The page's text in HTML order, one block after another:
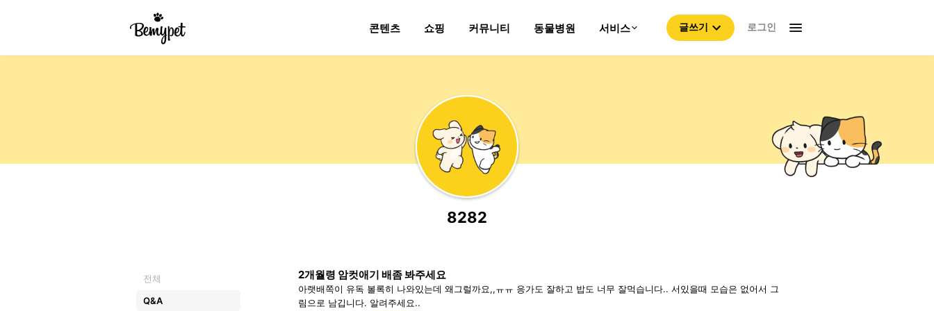
콘텐츠 쇼핑 커뮤니티 동물병원 서비스 글쓰기 로그인
8282
전체
Q&A
2개월령 암컷애기 배좀 봐주세요
아랫배쪽이 유독 볼록히 나와있는데 왜그럴까요,,ㅠㅠ 응가도 잘하고 밥도 너무 잘먹습니다.. 서있을때 모습은 없어서 그
림으로 남깁니다. 알려주세요..